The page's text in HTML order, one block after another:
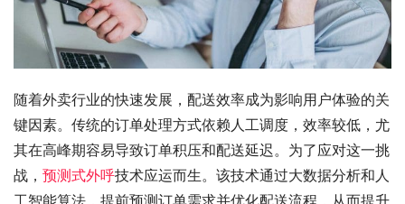
随着外卖行业的快速发展，配送效率成为影响用户体验的关
键因素。传统的订单处理方式依赖人工调度，效率较低，尤
其在高峰期容易导致订单积压和配送延迟。为了应对这一挑
战， 预测式外呼技术应运而生。该技术通过大数据分析和人